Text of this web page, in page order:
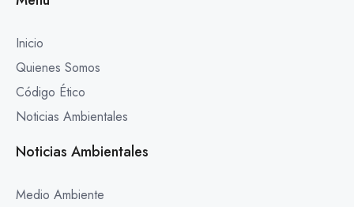
Inicio
Quienes Somos
Código Ético
Noticias Ambientales
Noticias Ambientales
Medio Ambiente